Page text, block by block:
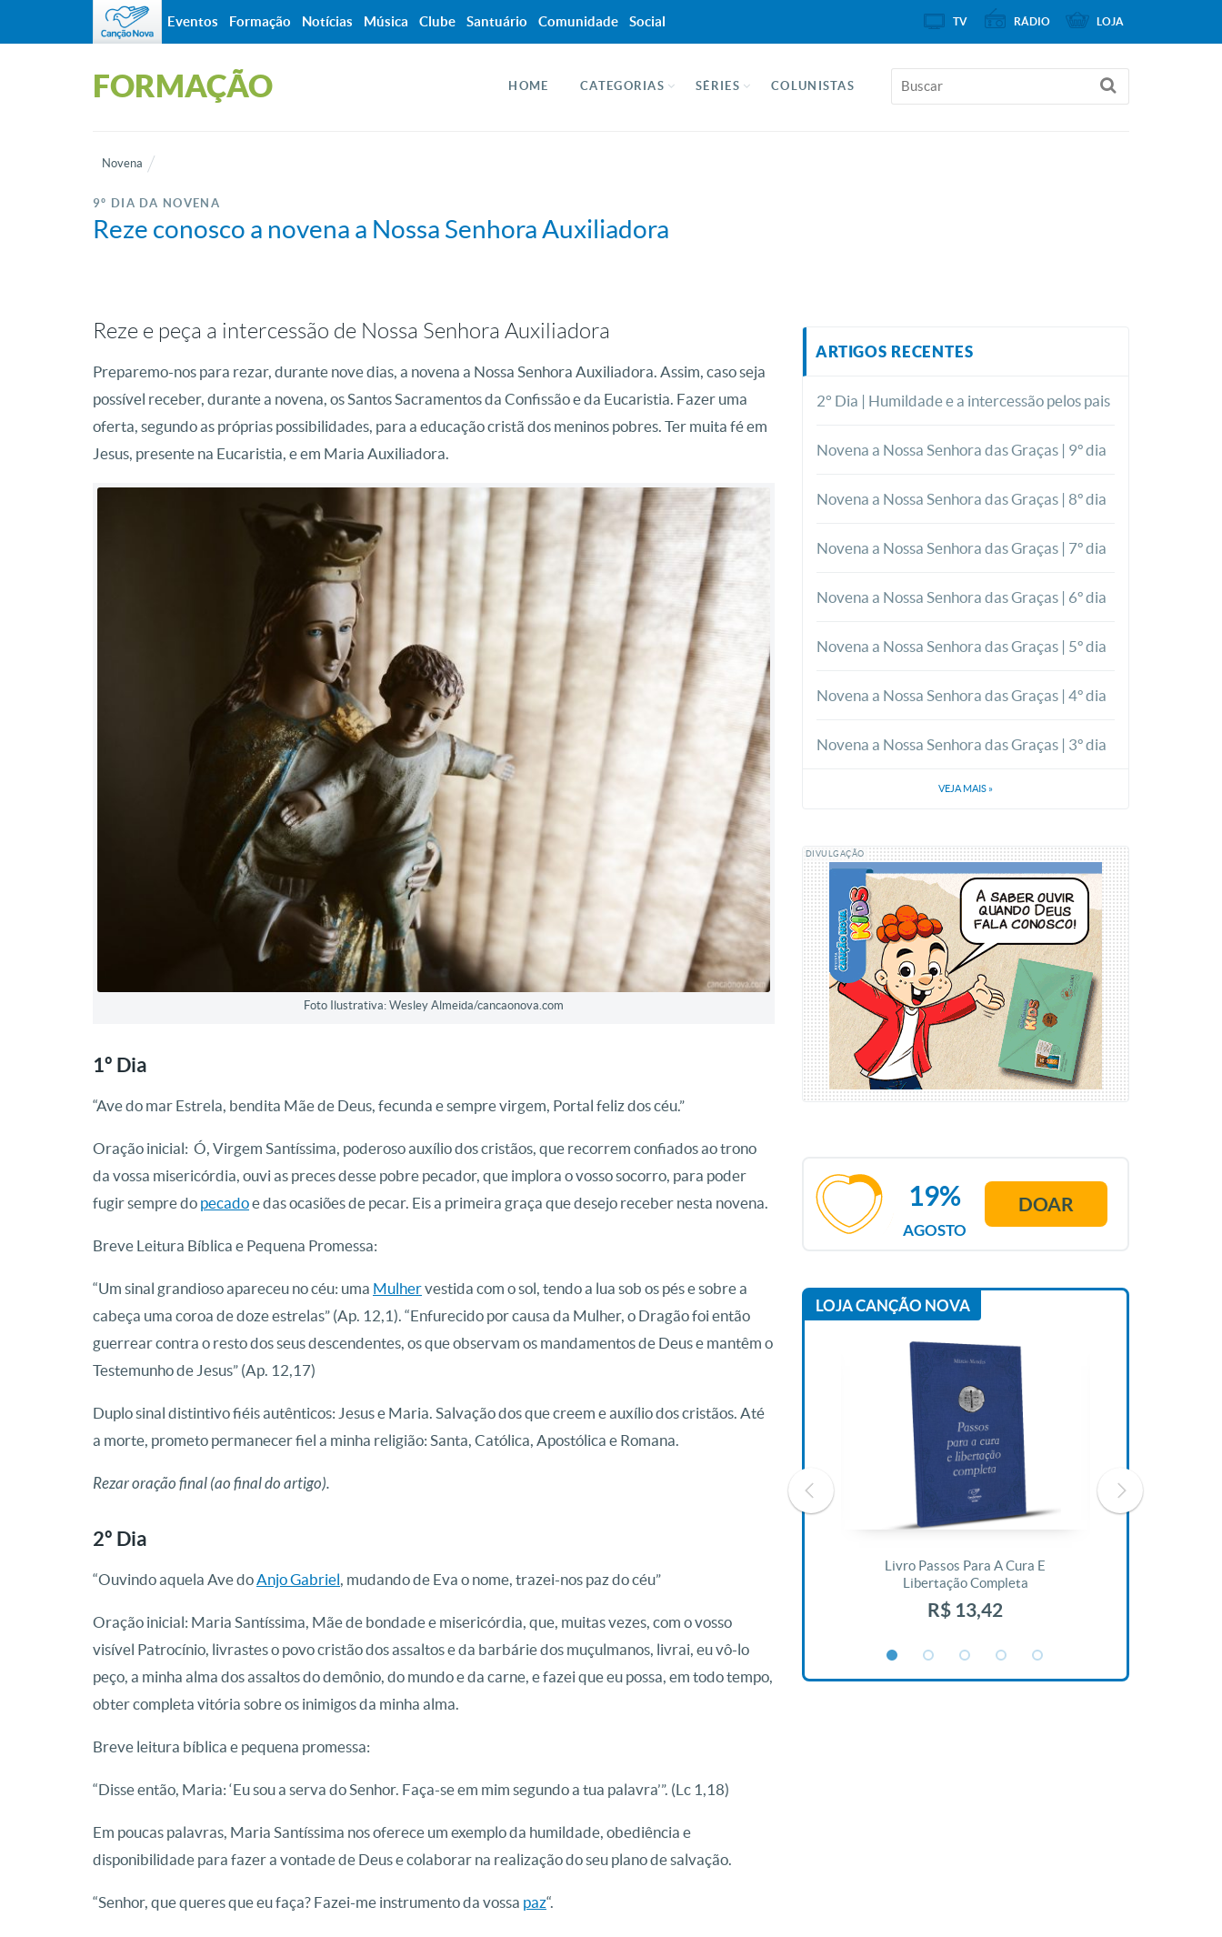
FORMAÇÃO HOME CATEGORIAS SÉRIES COLUNISTAS
Novena
9º DIA DA NOVENA
Reze conosco a novena a Nossa Senhora Auxiliadora
Reze e peça a intercessão de Nossa Senhora Auxiliadora
Preparemo-nos para rezar, durante nove dias, a novena a Nossa Senhora Auxiliadora. Assim, caso seja
possível receber, durante a novena, os Santos Sacramentos da Confissão e da Eucaristia. Fazer uma
oferta, segundo as próprias possibilidades, para a educação cristã dos meninos pobres. Ter muita fé em
Jesus, presente na Eucaristia, e em Maria Auxiliadora.
Foto Ilustrativa: Wesley Almeida/cancaonova.com
1º Dia
“Ave do mar Estrela, bendita Mãe de Deus, fecunda e sempre virgem, Portal feliz dos céu.”
Oração inicial: Ó, Virgem Santíssima, poderoso auxílio dos cristãos, que recorrem confiados ao trono
da vossa misericórdia, ouvi as preces desse pobre pecador, que implora o vosso socorro, para poder
fugir sempre do pecadoe das ocasiões de pecar. Eis a primeira graça que desejo receber nesta novena.
Breve Leitura Bíblica e Pequena Promessa:
“Um sinal grandioso apareceu no céu: uma Mulhervestida com o sol, tendo a lua sob os pés e sobre a
cabeça uma coroa de doze estrelas” (Ap. 12,1). “Enfurecido por causa da Mulher, o Dragão foi então
guerrear contra o resto dos seus descendentes, os que observam os mandamentos de Deus e mantêm o
Testemunho de Jesus” (Ap. 12,17)
Duplo sinal distintivo fiéis autênticos: Jesus e Maria. Salvação dos que creem e auxílio dos cristãos. Até
a morte, prometo permanecer fiel a minha religião: Santa, Católica, Apostólica e Romana.
Rezar oração final (ao final do artigo).
2º Dia
“Ouvindo aquela Ave doAnjo Gabriel, mudando de Eva o nome, trazei-nos paz do céu”
Oração inicial: Maria Santíssima, Mãe de bondade e misericórdia, que, muitas vezes, com o vosso
visível Patrocínio, livrastes o povo cristão dos assaltos e da barbárie dos muçulmanos, livrai, eu vô-lo
peço, a minha alma dos assaltos do demônio, do mundo e da carne, e fazei que eu possa, em todo tempo,
obter completa vitória sobre os inimigos da minha alma.
Breve leitura bíblica e pequena promessa:
“Disse então, Maria: ‘Eu sou a serva do Senhor. Faça-se em mim segundo a tua palavra’”. (Lc 1,18)
Em poucas palavras, Maria Santíssima nos oferece um exemplo da humildade, obediência e
disponibilidade para fazer a vontade de Deus e colaborar na realização do seu plano de salvação.
“Senhor, que queres que eu faça? Fazei-me instrumento da vossa paz“.
ARTIGOS RECENTES
2° Dia | Humildade e a intercessão pelos pais
Novena a Nossa Senhora das Graças | 9º dia
Novena a Nossa Senhora das Graças | 8º dia
Novena a Nossa Senhora das Graças | 7º dia
Novena a Nossa Senhora das Graças | 6º dia
Novena a Nossa Senhora das Graças | 5º dia
Novena a Nossa Senhora das Graças | 4º dia
Novena a Nossa Senhora das Graças | 3º dia
VEJA MAIS »
DIVULGAÇÃO
AGOSTO
19% DOAR
LOJA CANÇÃO NOVA
Vida De Jonas Abib
Livro Passos Para A Cura E
Libertação Completa
R$ 13,42
Eventos Formação Notícias Música Clube Santuário Comunidade Social TV RÁDIO LOJA